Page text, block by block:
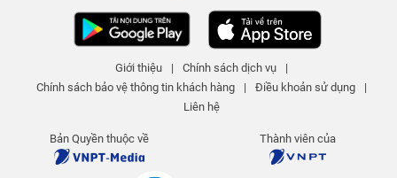
Giới thiệu | Chính sách dịch vụ
|
Chính sách bảo vệ thông tin khách hàng
| Điều khoản sử dụng
|
Liên hệ
Bản Quyền thuộc về Thành viên của